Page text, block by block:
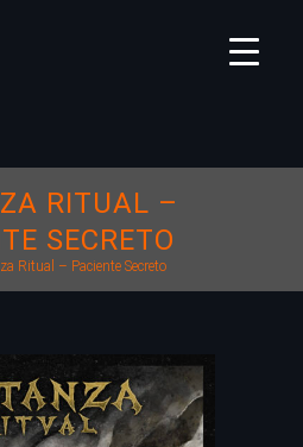
RITUAL –
SECRETO
Ritual – Paciente Secreto